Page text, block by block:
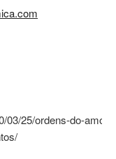
25/ordens-do-amor-